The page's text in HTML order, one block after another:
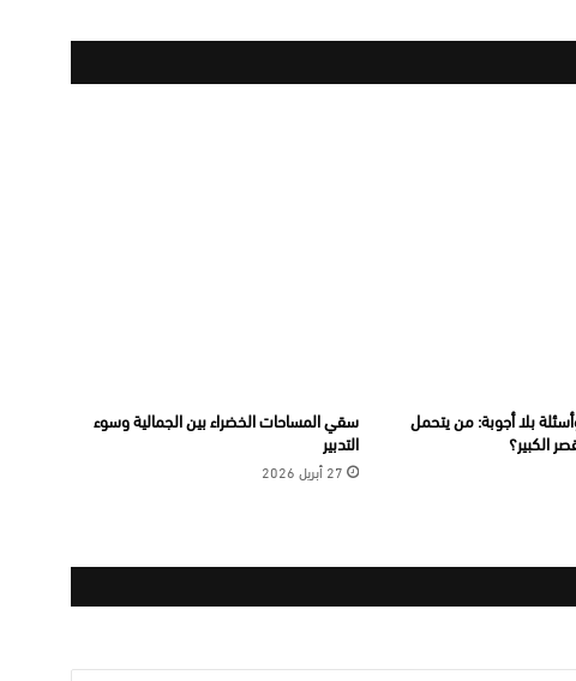
بلا أجوبة: من يتحمل
الكبير؟
سقي المساحات الخضراء بين الجمالية وسوء
التدبير
27 أبريل 2026